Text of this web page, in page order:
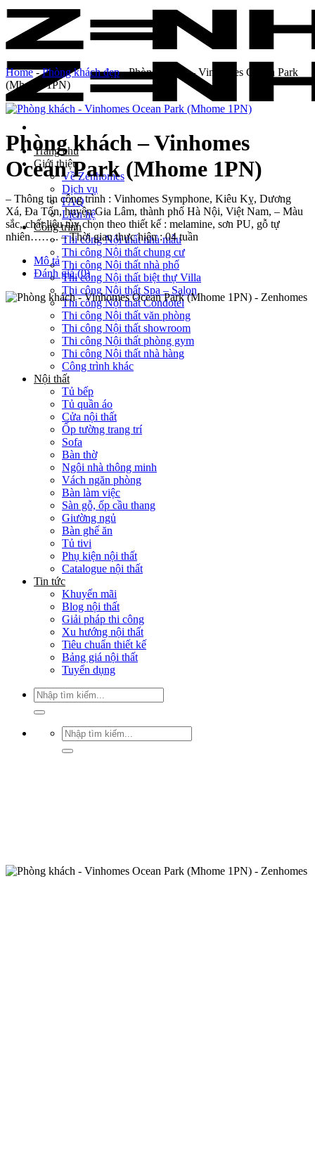
Skip
content
Trang chủ
Giới thiệu
Về Zenhomes
Dịch vụ
FAQ
Liên hệ
Công trình
Thi công Nội thất nhà mẫu
Thi công Nội thất chung cư
Thi công Nội thất nhà phố
Thi công Nội thất biệt thự Villa
Thi công Nội thất Spa – Salon
Thi công Nội thất Condotel
Thi công Nội thất văn phòng
Thi công Nội thất showroom
Thi công Nội thất phòng gym
Thi công Nội thất nhà hàng
Công trình khác
Nội thất
Tủ bếp
Tủ quần áo
Cửa nội thất
Ốp tường trang trí
Sofa
Bàn thờ
Ngôi nhà thông minh
Vách ngăn phòng
Bàn làm việc
Sàn gỗ, ốp cầu thang
Giường ngủ
Bàn ghế ăn
Tủ tivi
Phụ kiện nội thất
Catalogue nội thất
Tin tức
Khuyến mãi
Blog nội thất
Giải pháp thi công
Xu hướng nội thất
Tiêu chuẩn thiết kế
Bảng giá nội thất
Tuyển dụng
Tìm
kiếm:
Tìm
kiếm:
Home-Phòng khách đẹp-Phòng khách – Vinhomes Ocean Park
(Mhome 1PN)
Phòng khách – Vinhomes
Ocean Park (Mhome 1PN)
– Thông tin công trình : Vinhomes Symphone, Kiêu Kỵ, Dương
Xá, Đa Tốn, huyện Gia Lâm, thành phố Hà Nội, Việt Nam, – Màu
sắc, chất liệu tùy chọn theo thiết kế : melamine, sơn PU, gỗ tự
nhiên…….. – Thời gian thực hiện : 04 tuần
Mô tả
Đánh giá (0)